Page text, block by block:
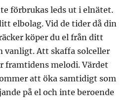
förbrukas leds ut i elnätet.
elbolag. Vid de tider då din
köper du el från ditt
vanligt. Att skaffa solceller
framtidens melodi. Värdet
att öka samtidigt som
på el och inte beroende